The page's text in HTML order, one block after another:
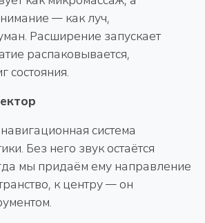
— как луч,
Расширение запускает
распаковывается,
состояния.
система
Без него звук остаётся
мы придаём ему направление
к центру — он